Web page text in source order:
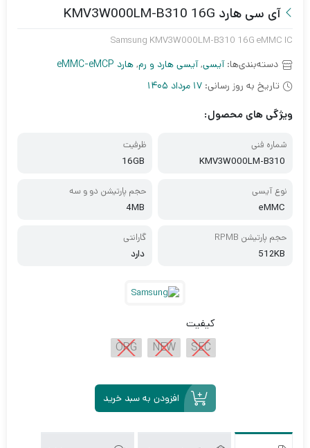
آی سی هارد KMV3W000LM-B310 16G
Samsung KMV3W000LM-B310 16G eMMC IC
دسته‌بندی‌ها:آیسی,آیسی هارد و رم, هارد eMMC-eMCP
تاریخ به روز رسانی: 17 مرداد 1405
ویژگی های محصول:
شماره فنی
KMV3W000LM-B310
ظرفیت
16GB
نوع آیسی
eMMC
حجم پارتیشن دو و سه
4MB
حجم پارتیشن RPMB
512KB
گارانتی
دارد
کیفیت
SEC
NEW
ORG
افزودن به سبد خرید